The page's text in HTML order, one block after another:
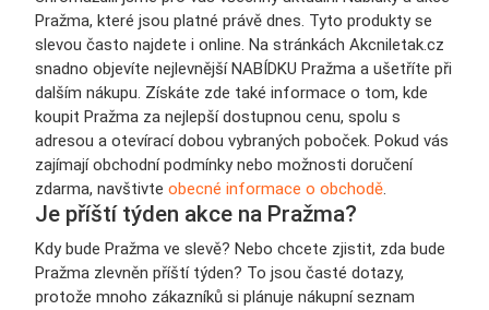
Pražma, které jsou platné právě dnes. Tyto produkty se
slevou často najdete i online. Na stránkách Akcniletak.cz
snadno objevíte nejlevnější NABÍDKU Pražma a ušetříte při
dalším nákupu. Získáte zde také informace o tom, kde
koupit Pražma za nejlepší dostupnou cenu, spolu s
adresou a otevírací dobou vybraných poboček. Pokud vás
zajímají obchodní podmínky nebo možnosti doručení
zdarma, navštivte obecné informace o obchodě.
Je příští týden akce na Pražma?
Kdy bude Pražma ve slevě? Nebo chcete zjistit, zda bude
Pražma zlevněn příští týden? To jsou časté dotazy,
protože mnoho zákazníků si plánuje nákupní seznam